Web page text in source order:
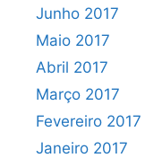
Junho 2017
Maio 2017
Abril 2017
Março 2017
Fevereiro 2017
Janeiro 2017